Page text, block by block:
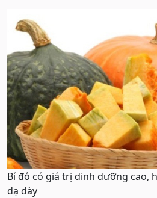
Bí đỏ có giá trị dinh dưỡng cao,
dạ dày